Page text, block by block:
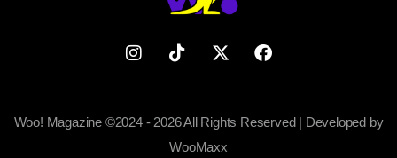
Woo! Magazine ©2024 - 2026 All Rights Reserved | Developed by
WooMaxx